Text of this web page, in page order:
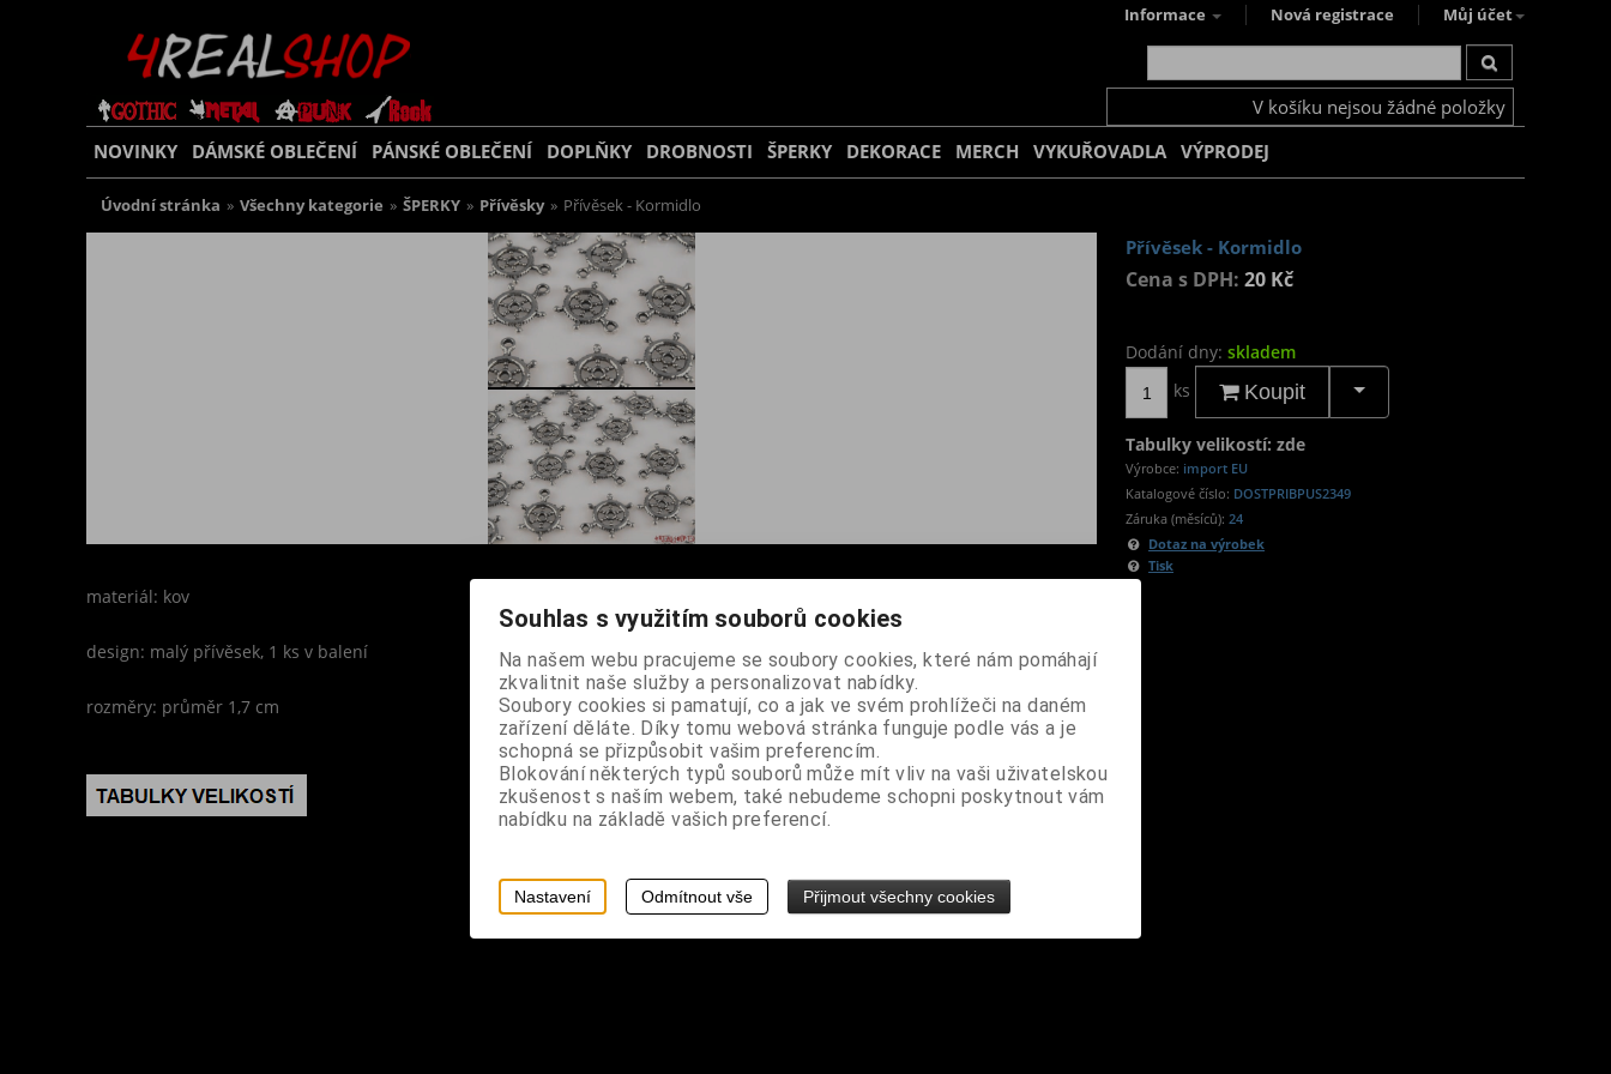
Informace Nová registrace Můj účet
V košíku nejsou žádné položky
NOVINKY DÁMSKÉ OBLEČENÍ PÁNSKÉ OBLEČENÍ DOPLŇKY DROBNOSTI ŠPERKY DEKORACE MERCH VYKUŘOVADLA VÝPRODEJ
Úvodní stránka » Všechny kategorie » ŠPERKY » Přívěsky » Přívěsek - Kormidlo
Přívěsek - Kormidlo
Cena s DPH: 20 Kč
Dodání dny: skladem
ks
Koupit
Tabulky velikostí: zde
Výrobce: import EU
Katalogové číslo: DOSTPRIBPUS2349
Záruka (měsíců): 24
Dotaz na výrobek
Tisk
materiál: kov
design: malý přívěsek, 1 ks v balení
rozměry: průměr 1,7 cm
Souhlas s využitím souborů cookies
Na našem webu pracujeme se soubory cookies, které nám pomáhají
zkvalitnit naše služby a personalizovat nabídky.
Soubory cookies si pamatují, co a jak ve svém prohlížeči na daném
zařízení děláte. Díky tomu webová stránka funguje podle vás a je
schopná se přizpůsobit vašim preferencím.
Blokování některých typů souborů může mít vliv na vaši uživatelskou
zkušenost s naším webem, také nebudeme schopni poskytnout vám
nabídku na základě vašich preferencí.
Nastavení Odmítnout vše Přijmout všechny cookies